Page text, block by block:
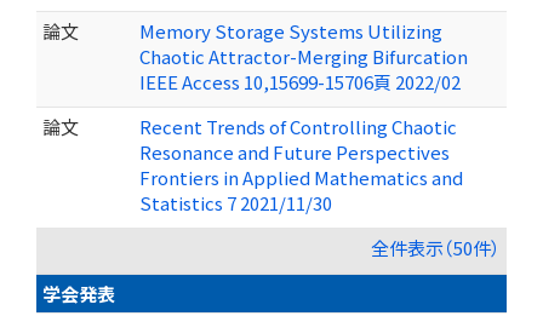
論文
Memory Storage Systems Utilizing
Chaotic Attractor-Merging Bifurcation
IEEE Access 10,15699-15706頁 2022/02
論文
Recent Trends of Controlling Chaotic
Resonance and Future Perspectives
Frontiers in Applied Mathematics and
Statistics 7 2021/11/30
全件表示（50件）
学会発表